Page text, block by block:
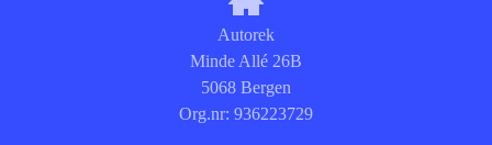
Autorek
Minde Allé 26B
5068 Bergen
Org.nr: 936223729